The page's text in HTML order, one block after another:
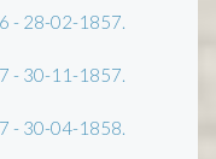
- 28-02-1857.
- 30-11-1857.
- 30-04-1858.